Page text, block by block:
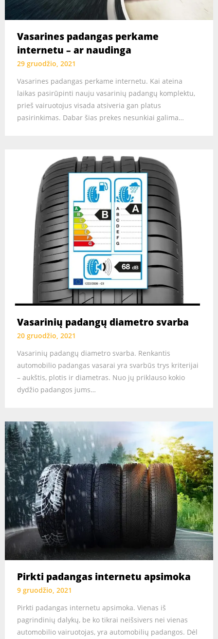
Vasarines padangas perkame
internetu – ar naudinga
29 gruodžio, 2021
Vasarines padangas perkame internetu. Kai ateina
laikas pasirūpinti nauju vasarinių padangų komplektu,
prieš vairuotojus visada atsiveria gan platus
pasirinkimas. Dabar šias prekes nesunkiai galima…
Vasarinių padangų diametro svarba
20 gruodžio, 2021
Vasarinių padangų diametro svarba. Renkantis
automobilio padangas vasarai yra svarbūs trys kriterijai
– aukštis, plotis ir diametras. Nuo jų priklauso kokio
dydžio padangos jums…
Pirkti padangas internetu apsimoka
9 gruodžio, 2021
Pirkti padangas internetu apsimoka. Vienas iš
pagrindinių dalykų, be ko tikrai neišsivers nei vienas
automobilio vairuotojas, yra automobilių padangos. Dėl